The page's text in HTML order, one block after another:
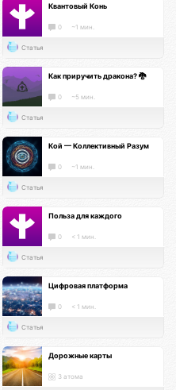
Квантовый Конь
0 ~1 мин.
Статья
Как приручить дракона? 🐉
0 ~5 мин.
Статья
Кой — Коллективный Разум
0 ~1 мин.
Статья
Польза для каждого
0 < 1 мин.
Статья
Цифровая платформа
0 < 1 мин.
Статья
Дорожные карты
3 атома